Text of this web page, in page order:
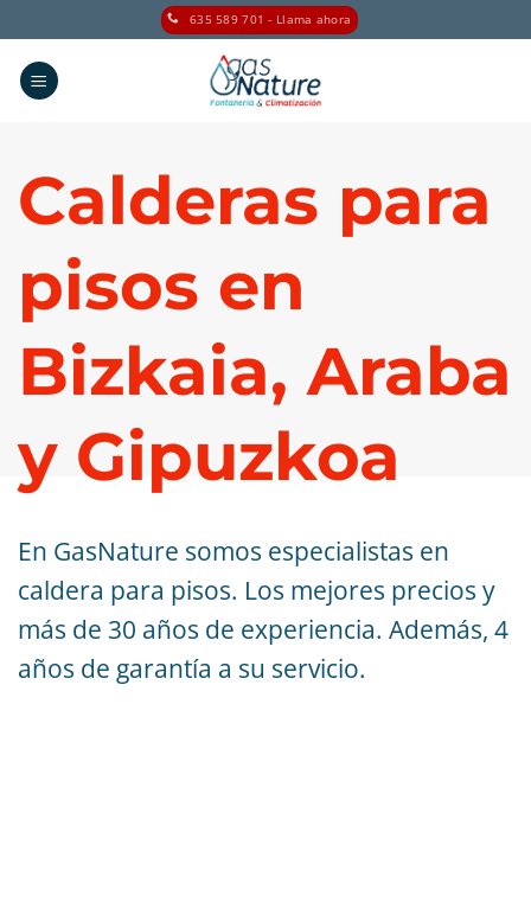
al
contenido
635 589 701 - Llama ahora
Calderas para
pisos en
Bizkaia, Araba
y Gipuzkoa
En GasNature somos especialistas en
caldera para pisos. Los mejores precios y
más de 30 años de experiencia. Además, 4
años de garantía a su servicio.